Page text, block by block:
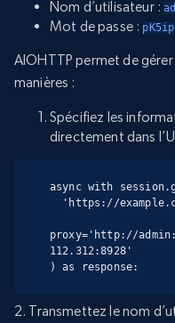
Nom d’utilisateur :
Mot de passe :
AIOHTTP permet de
manières :
Spécifiez les
directement dans
async with
proxy='http://
112.312:8928'
) as response:
2. Transmettez le nom